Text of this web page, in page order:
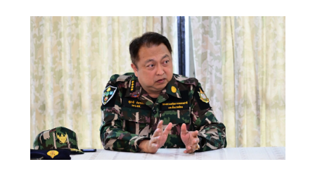
อภิปรายสะท้อนมุมมองและประสบการณ์ส่วนตัว